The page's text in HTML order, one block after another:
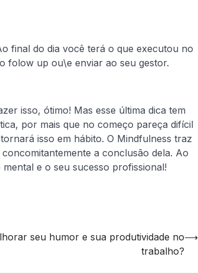
final do dia você terá o que executou no
folow up ou\e enviar ao seu gestor.
isso, ótimo! Mas esse última dica tem
por mais que no começo pareça difícil
isso em hábito. O Mindfulness traz
a conclusão dela. Ao
e o seu sucesso profissional!
seu humor e sua produtividade no
trabalho?
⟶